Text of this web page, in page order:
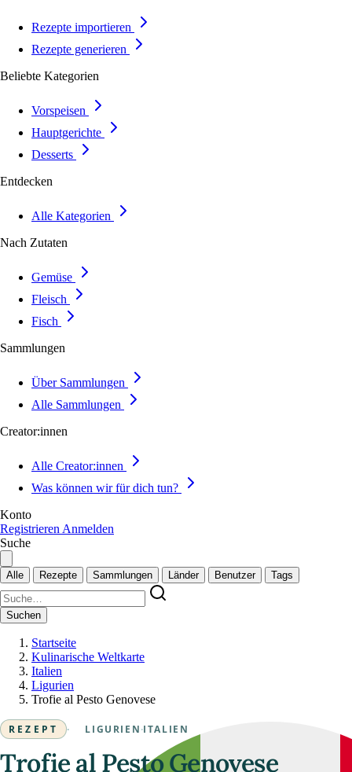
Rezepte importieren
Rezepte generieren
Beliebte Kategorien
Vorspeisen
Hauptgerichte
Desserts
Entdecken
Alle Kategorien
Nach Zutaten
Gemüse
Fleisch
Fisch
Sammlungen
Über Sammlungen
Alle Sammlungen
Creator:innen
Alle Creator:innen
Was können wir für dich tun?
Konto
Registrieren Anmelden
Suche
Alle Rezepte Sammlungen Länder Benutzer Tags
Suchen
Startseite
Kulinarische Weltkarte
Italien
Ligurien
Trofie al Pesto Genovese
REZEPT · LIGURIEN ·ITALIEN
Trofie al Pesto Genovese